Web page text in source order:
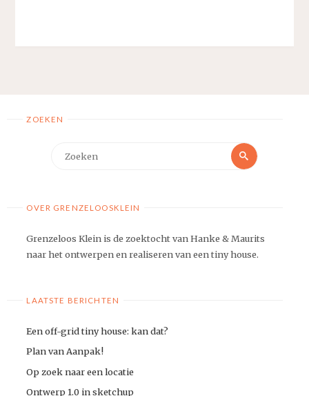
ZOEKEN
Zoeken
OVER GRENZELOOSKLEIN
Grenzeloos Klein is de zoektocht van Hanke & Maurits
naar het ontwerpen en realiseren van een tiny house.
LAATSTE BERICHTEN
Een off-grid tiny house: kan dat?
Plan van Aanpak!
Op zoek naar een locatie
Ontwerp 1.0 in sketchup